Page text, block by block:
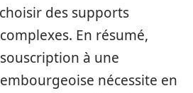
des supports
En résumé,
à une
nécessite en